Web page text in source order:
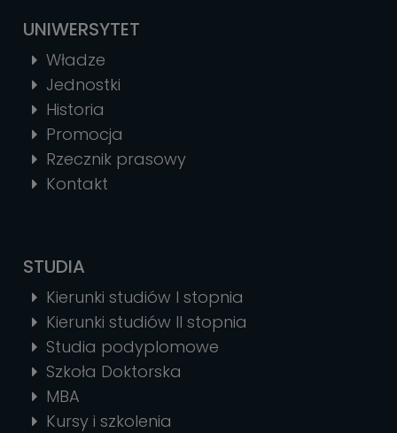
UNIWERSYTET
Władze
Jednostki
Historia
Promocja
Rzecznik prasowy
Kontakt
STUDIA
Kierunki studiów I stopnia
Kierunki studiów II stopnia
Studia podyplomowe
Szkoła Doktorska
MBA
Kursy i szkolenia